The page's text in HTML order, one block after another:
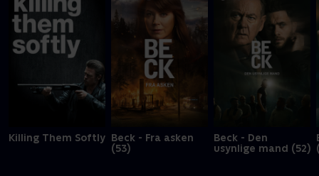
Killing Them Softly Beck - Fra asken
(53)
Beck - Den
usynlige mand (52)